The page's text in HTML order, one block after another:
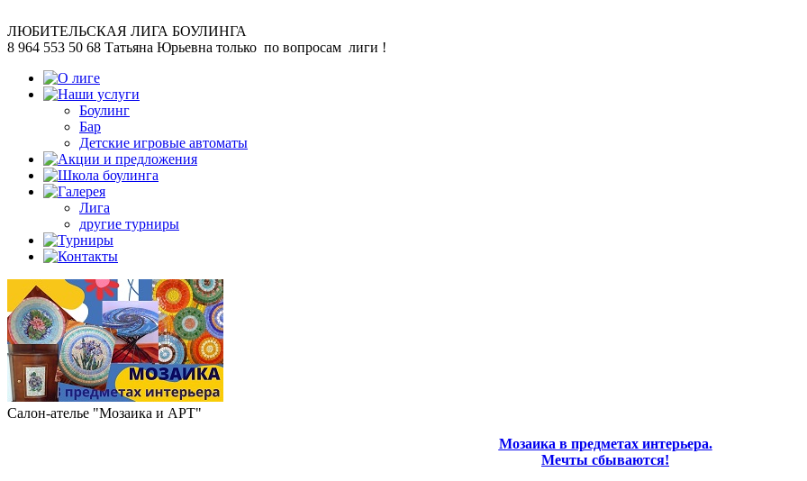
ЛЮБИТЕЛЬСКАЯ ЛИГА БОУЛИНГА
8 964 553 50 68 Татьяна Юрьевна только по вопросам лиги !
Боулинг
Бар
Детские игровые автоматы
Лига
другие турниры
Салон-ателье "Мозаика и АРТ"
Мозаика в предметах интерьера.
Мечты сбываются!